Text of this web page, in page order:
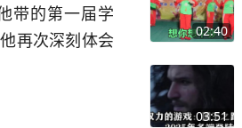
带的第一届学
再次深刻体会
02:40
03:51